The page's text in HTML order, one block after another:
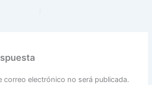
correo electrónico no será publicada.